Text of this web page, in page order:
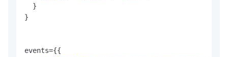
  }
}
events={{